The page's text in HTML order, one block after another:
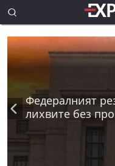
Федералният
лихвите без